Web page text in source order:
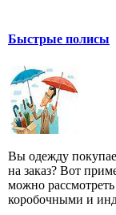
Быстрые полисы
Вы одежду
на заказ? Вот
можно
коробочными и